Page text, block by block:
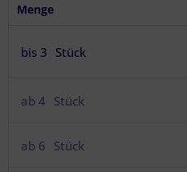
Menge
bis 3 Stück
ab 4 Stück
ab 6 Stück